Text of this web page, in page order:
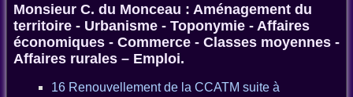
Monsieur C. du Monceau : Aménagement du
territoire - Urbanisme - Toponymie - Affaires
économiques - Commerce - Classes moyennes -
Affaires rurales – Emploi.
16 Renouvellement de la CCATM suite à